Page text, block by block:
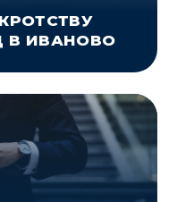
В ИВАНОВО